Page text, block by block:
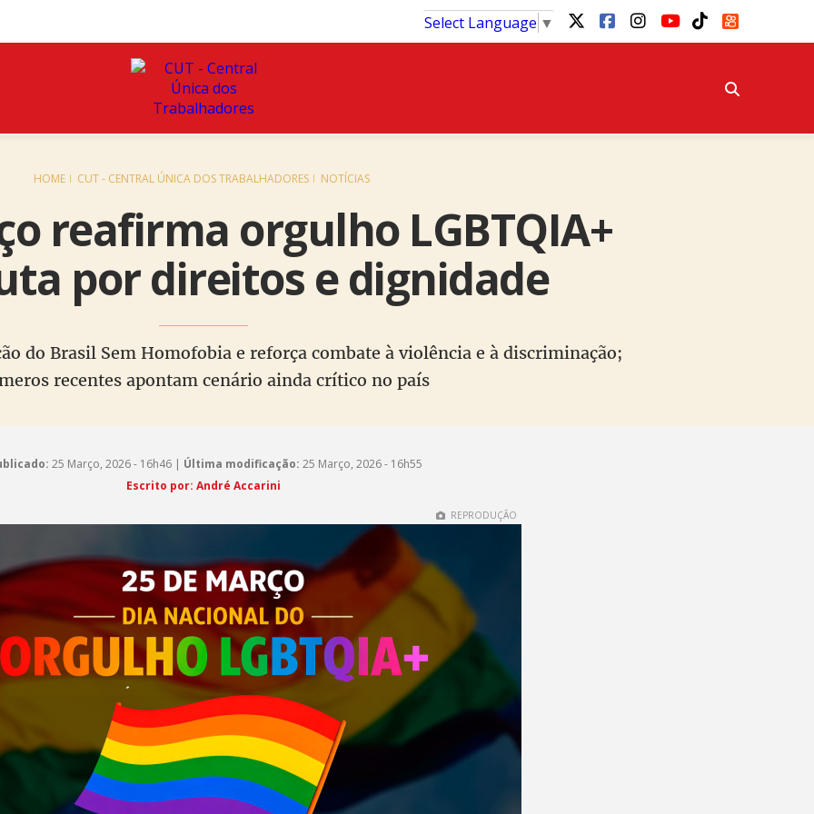
Select Language ▼
HOME CUT - CENTRAL ÚNICA DOS TRABALHADORES NOTÍCIAS
reafirma orgulho LGBTQIA+
por direitos e dignidade
do Brasil Sem Homofobia e reforça combate à violência e à discriminação;
recentes apontam cenário ainda crítico no país
25 Março, 2026 - 16h46 | Última modificação: 25 Março, 2026 - 16h55
Escrito por: André Accarini
REPRODUÇÃO